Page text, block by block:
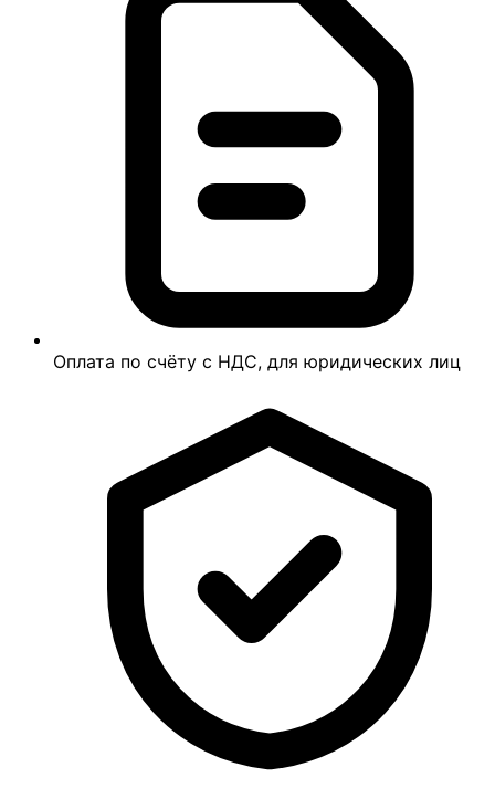
Оплата по счёту с НДС, для юридических лиц